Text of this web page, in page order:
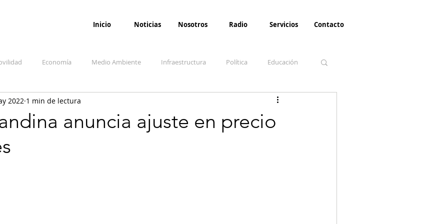
Inicio Noticias Nosotros Radio Servicios Contacto
Economía Medio Ambiente Infraestructura Política Educación
Salud Opinión Paz
y sociedad
anuncia ajuste en precio
2022 1 min de lectura